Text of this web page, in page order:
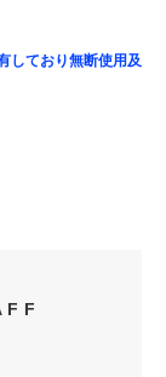
しており無断使用及